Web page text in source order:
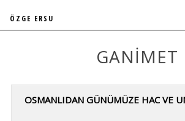
GANIMET
OSMANLIDAN GÜNÜMÜZE HAC VE
ÖZGE ERSU